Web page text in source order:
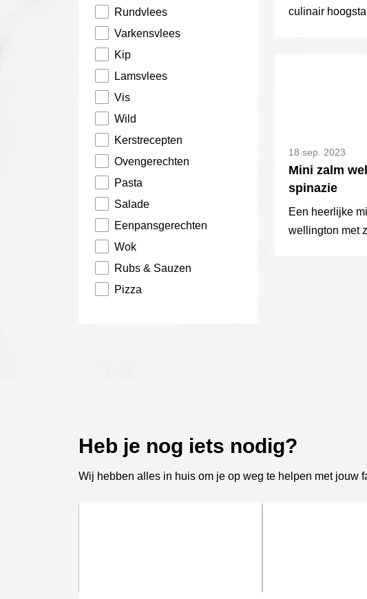
Rundvlees
Varkensvlees
Kip
Lamsvlees
Vis
Wild
Kerstrecepten
Ovengerechten
Pasta
Salade
Eenpansgerechten
Wok
Rubs & Sauzen
Pizza
culinair
18 sep. 2023
Mini zalm
spinazie
Een heerlijke
wellington met
Heb je nog iets nodig?
Wij hebben alles in huis om je op weg te helpen met jouw